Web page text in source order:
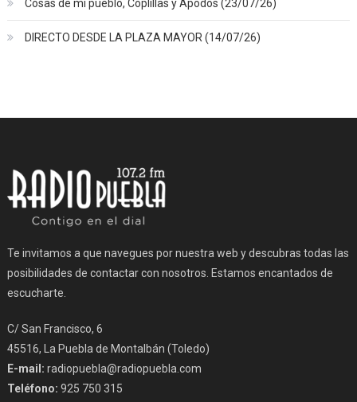
Cosas de mi pueblo, Coplillas y Apodos (23/07/26)
DIRECTO DESDE LA PLAZA MAYOR (14/07/26)
Te invitamos a que navegues por nuestra web y descubras todas las
posibilidades de contactar con nosotros. Estamos encantados de
escucharte.
C/ San Francisco, 6
45516, La Puebla de Montalbán (Toledo)
E-mail: radiopuebla@radiopuebla.com
Teléfono: 925 750 315